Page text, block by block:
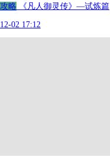
攻略 《凡人御灵传》—试炼篇
12-02 17:12